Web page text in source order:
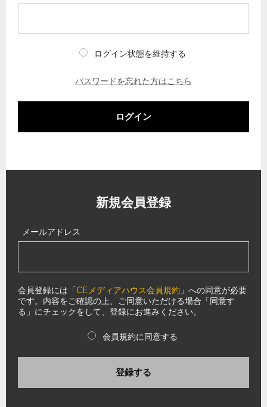
ログイン状態を維持する
パスワードを忘れた方はこちら
ログイン
新規会員登録
メールアドレス
会員登録には「CEメディアハウス会員規約 」への同意が必要
です。内容をご確認の上、ご同意いただける場合「同意す
る」にチェックをして、登録にお進みください。
会員規約に同意する
登録する